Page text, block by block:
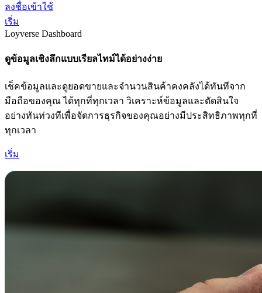
ลงชื่อเข้าใช้
เริ่ม
Loyverse Dashboard
ดูข้อมูลเชิงลึกแบบเรียลไทม์ได้อย่างง่าย
เช็คข้อมูลและดูยอดขายและจำนวนสินค้าคงคลังได้ทันทีจาก
มือถือของคุณ ได้ทุกที่ทุกเวลา วิเคราะห์ข้อมูลและตัดสินใจ
อย่างทันท่วงทีเพื่อจัดการธุรกิจของคุณอย่างมีประสิทธิภาพทุกที่
ทุกเวลา
เริ่ม